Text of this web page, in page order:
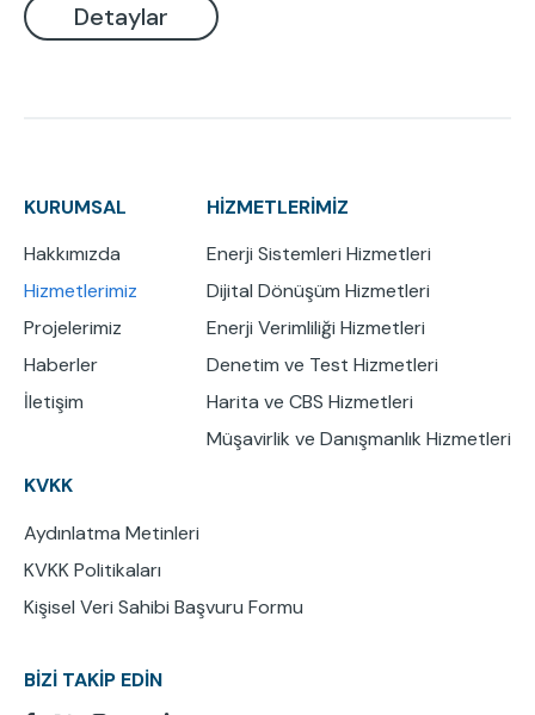
Detaylar
KURUMSAL
Hakkımızda
Hizmetlerimiz
Projelerimiz
Haberler
İletişim
HİZMETLERİMİZ
Enerji Sistemleri Hizmetleri
Dijital Dönüşüm Hizmetleri
Enerji Verimliliği Hizmetleri
Denetim ve Test Hizmetleri
Harita ve CBS Hizmetleri
Müşavirlik ve Danışmanlık Hizmetleri
KVKK
Aydınlatma Metinleri
KVKK Politikaları
Kişisel Veri Sahibi Başvuru Formu
BİZİ TAKİP EDİN